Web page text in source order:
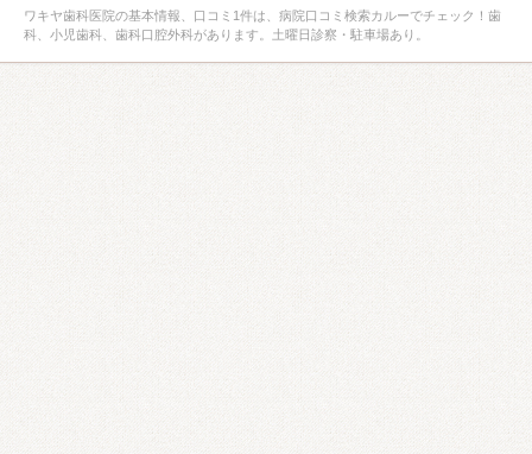
ワキヤ歯科医院の基本情報、口コミ1件は、病院口コミ検索カルーでチェック！歯
科、小児歯科、歯科口腔外科があります。土曜日診察・駐車場あり。